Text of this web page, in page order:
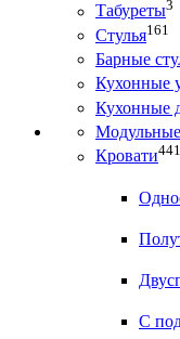
Табуреты3
Стулья161
Барные
Кухонные
Кухонные
Кровати441
С